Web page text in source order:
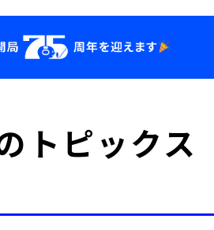
ズ
YouTube
トピックス